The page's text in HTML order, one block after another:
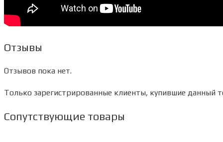
Отзывы
Отзывов пока нет.
Только зарегистрированные клиенты, купившие данный
Сопутствующие товары